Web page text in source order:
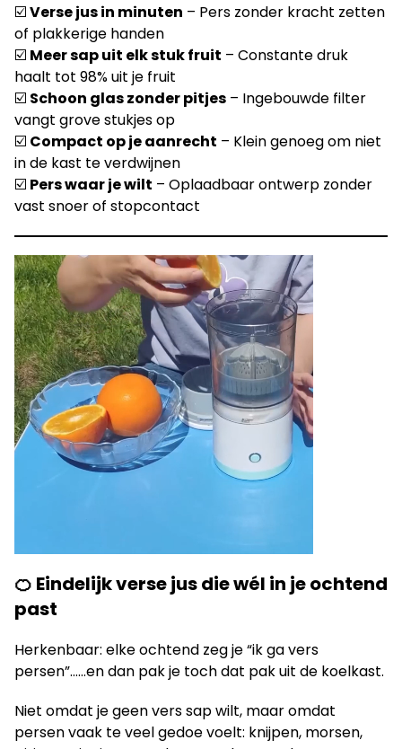
☑️Verse jus in minuten – Pers zonder kracht zetten
of plakkerige handen
☑️ Meer sap uit elk stuk fruit – Constante druk
haalt tot 98% uit je fruit
☑️ Schoon glas zonder pitjes – Ingebouwde filter
vangt grove stukjes op
☑️ Compact op je aanrecht – Klein genoeg om niet
in de kast te verdwijnen
☑️ Pers waar je wilt – Oplaadbaar ontwerp zonder
vast snoer of stopcontact
🍊 Eindelijk verse jus die wél in je ochtend
past
Herkenbaar: elke ochtend zeg je “ik ga vers
persen”……en dan pak je toch dat pak uit de koelkast.
Niet omdat je geen vers sap wilt, maar omdat
persen vaak te veel gedoe voelt: knijpen, morsen,